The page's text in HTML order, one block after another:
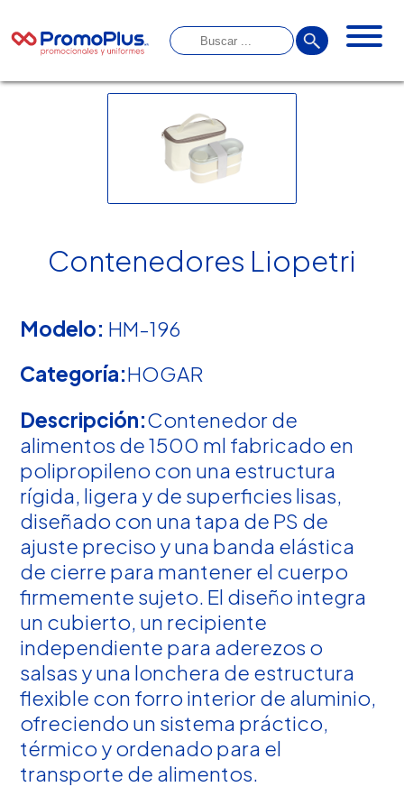
Contenedores Liopetri
Modelo: HM-196
Categoría:HOGAR
Descripción:Contenedor de
alimentos de 1500 ml fabricado en
polipropileno con una estructura
rígida, ligera y de superficies lisas,
diseñado con una tapa de PS de
ajuste preciso y una banda elástica
de cierre para mantener el cuerpo
firmemente sujeto. El diseño integra
un cubierto, un recipiente
independiente para aderezos o
salsas y una lonchera de estructura
flexible con forro interior de aluminio,
ofreciendo un sistema práctico,
térmico y ordenado para el
transporte de alimentos.